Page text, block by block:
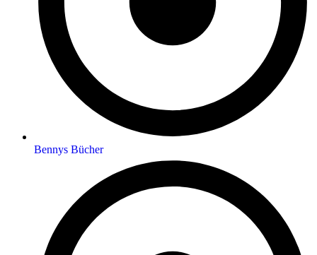
Bennys Bücher